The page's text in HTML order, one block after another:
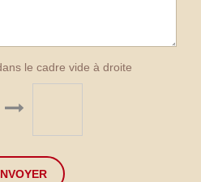
le cadre vide à droite